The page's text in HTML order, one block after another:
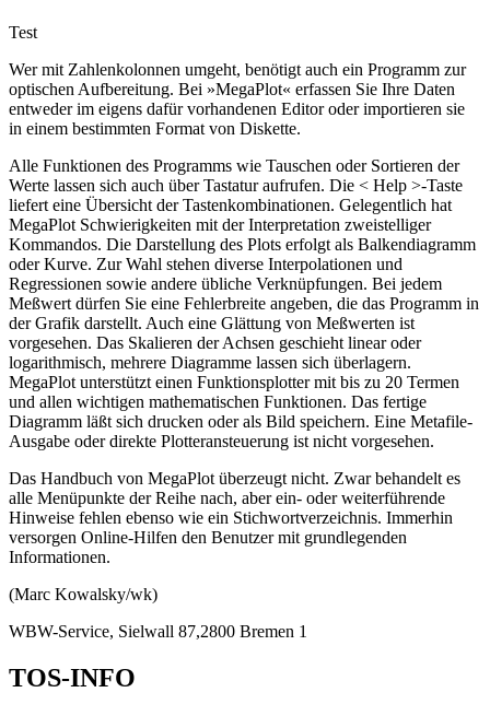
Test
Wer mit Zahlenkolonnen umgeht, benötigt auch ein Programm zur
optischen Aufbereitung. Bei »MegaPlot« erfassen Sie Ihre Daten
entweder im eigens dafür vorhandenen Editor oder importieren sie
in einem bestimmten Format von Diskette.
Alle Funktionen des Programms wie Tauschen oder Sortieren der
Werte lassen sich auch über Tastatur aufrufen. Die < Help >-Taste
liefert eine Übersicht der Tastenkombinationen. Gelegentlich hat
MegaPlot Schwierigkeiten mit der Interpretation zweistelliger
Kommandos. Die Darstellung des Plots erfolgt als Balkendiagramm
oder Kurve. Zur Wahl stehen diverse Interpolationen und
Regressionen sowie andere übliche Verknüpfungen. Bei jedem
Meßwert dürfen Sie eine Fehlerbreite angeben, die das Programm in
der Grafik darstellt. Auch eine Glättung von Meßwerten ist
vorgesehen. Das Skalieren der Achsen geschieht linear oder
logarithmisch, mehrere Diagramme lassen sich überlagern.
MegaPlot unterstützt einen Funktionsplotter mit bis zu 20 Termen
und allen wichtigen mathematischen Funktionen. Das fertige
Diagramm läßt sich drucken oder als Bild speichern. Eine Metafile-
Ausgabe oder direkte Plotteransteuerung ist nicht vorgesehen.
Das Handbuch von MegaPlot überzeugt nicht. Zwar behandelt es
alle Menüpunkte der Reihe nach, aber ein- oder weiterführende
Hinweise fehlen ebenso wie ein Stichwortverzeichnis. Immerhin
versorgen Online-Hilfen den Benutzer mit grundlegenden
Informationen.
(Marc Kowalsky/wk)
WBW-Service, Sielwall 87,2800 Bremen 1
TOS-INFO